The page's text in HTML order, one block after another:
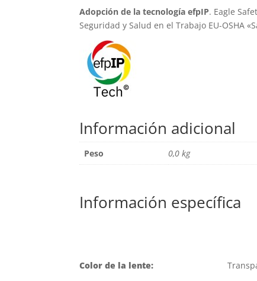
Adopción de la tecnología efpIP. Eagle
Seguridad y Salud en el Trabajo EU-OSHA
Información adicional
Peso 0,0 kg
Información específica
Color de la lente: